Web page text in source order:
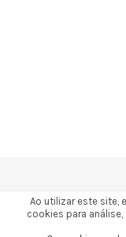
2026 ©
Ao utilizar este site,
cookies para